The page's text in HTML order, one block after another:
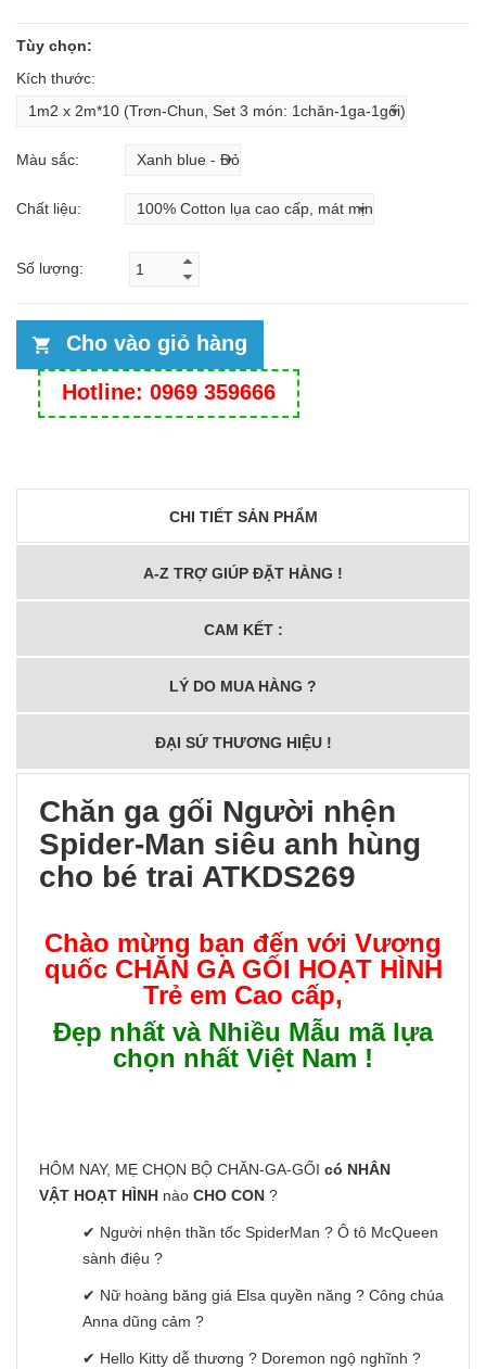
Tùy chọn:
Kích thước:
Màu sắc:
Chất liệu:
Số lượng:
Cho vào giỏ hàng
Hotline: 0969 359666
CHI TIẾT SẢN PHẨM
A-Z TRỢ GIÚP ĐẶT HÀNG !
CAM KẾT :
LÝ DO MUA HÀNG ?
ĐẠI SỨ THƯƠNG HIỆU !
Chăn ga gối Người nhện
Spider-Man siêu anh hùng
cho bé trai ATKDS269
Chào mừng bạn đến với Vương
quốc CHĂN GA GỐI HOẠT HÌNH
Trẻ em Cao cấp,
Đẹp nhất và Nhiều Mẫu mã lựa
chọn nhất Việt Nam !
HÔM NAY, MẸ CHỌN BỘ CHĂN-GA-GỐI có NHÂN
VẬT HOẠT HÌNH nào CHO CON ?
✔ Người nhện thần tốc SpiderMan ? Ô tô McQueen
sành điệu ?
✔ Nữ hoàng băng giá Elsa quyền năng ? Công chúa
Anna dũng cảm ?
✔ Hello Kitty dễ thương ? Doremon ngộ nghĩnh ?